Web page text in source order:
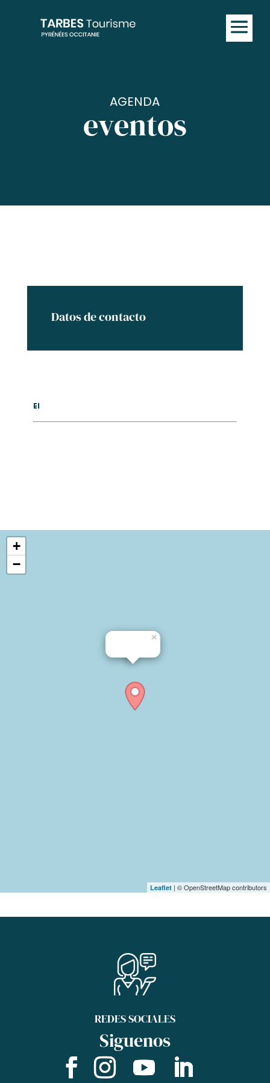
AGENDA
eventos
Datos de contacto
El
×
+
−
Leaflet | © OpenStreetMap contributors
REDES SOCIALES
Siguenos